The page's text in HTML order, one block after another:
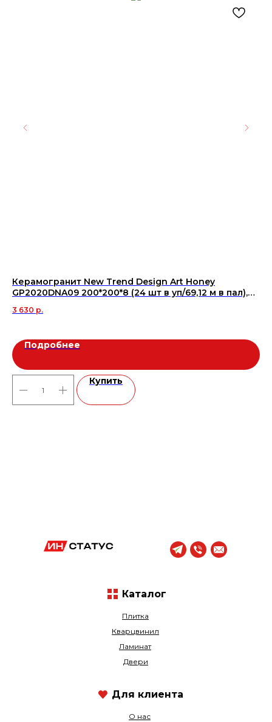
Керамогранит New Trend Design Art Honey
GP2020DNA09 200*200*8 (24 шт в уп/69,12 м в пал),
3 630 р.
Подробнее
Купить
Плитка
Кварцвинил
О нас
Ламинат
Двери
Каталог
Для клиента